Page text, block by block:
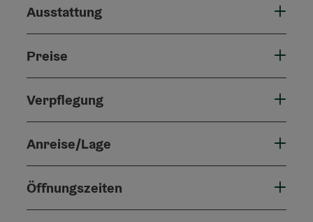
Ausstattung
Preise
Verpflegung
Anreise/Lage
Öffnungszeiten